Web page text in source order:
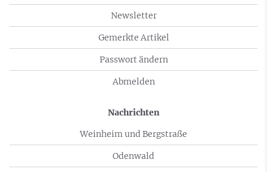
Newsletter
Gemerkte Artikel
Passwort ändern
Abmelden
Nachrichten
Weinheim und Bergstraße
Odenwald